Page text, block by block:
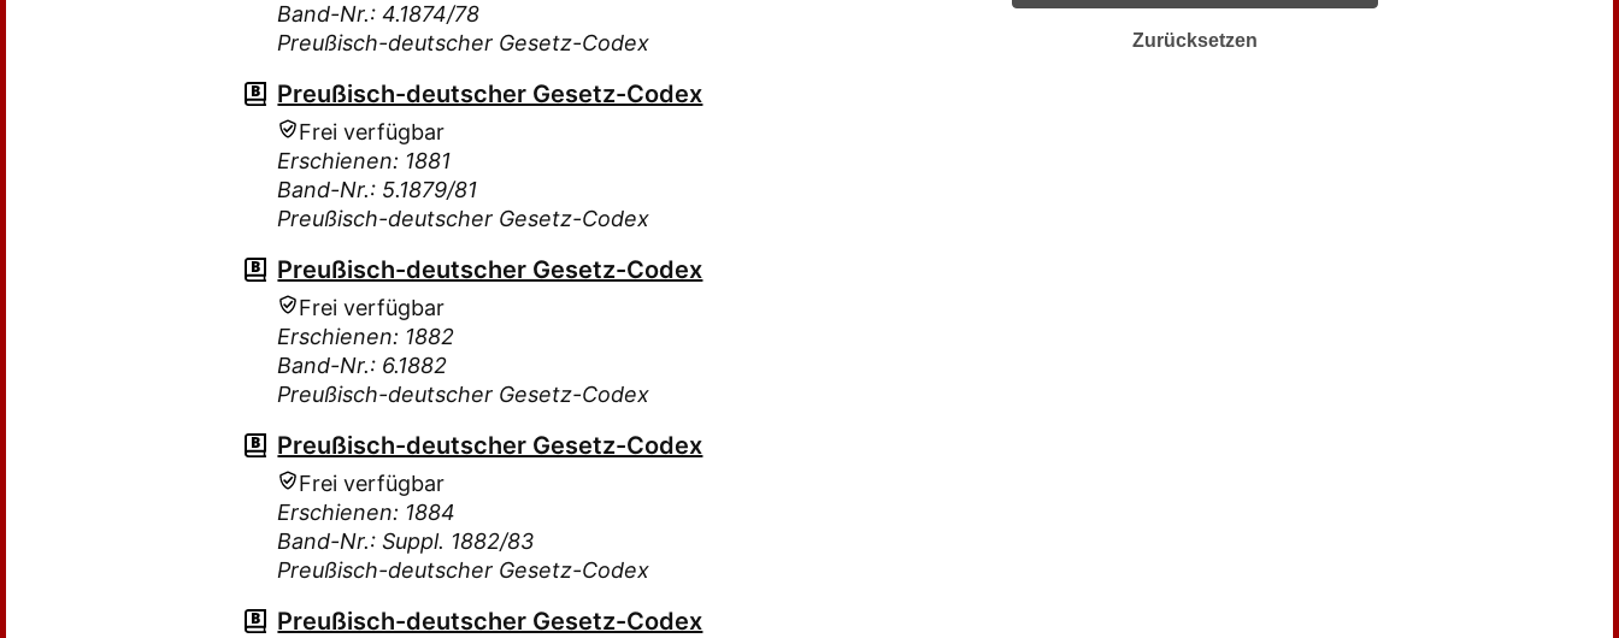
Band-Nr.: 4.1874/78
Preußisch-deutscher Gesetz-Codex
Preußisch-deutscher Gesetz-Codex
Frei verfügbar
Erschienen: 1881
Band-Nr.: 5.1879/81
Preußisch-deutscher Gesetz-Codex
Preußisch-deutscher Gesetz-Codex
Frei verfügbar
Erschienen: 1882
Band-Nr.: 6.1882
Preußisch-deutscher Gesetz-Codex
Preußisch-deutscher Gesetz-Codex
Frei verfügbar
Erschienen: 1884
Band-Nr.: Suppl. 1882/83
Preußisch-deutscher Gesetz-Codex
Preußisch-deutscher Gesetz-Codex
Zurücksetzen